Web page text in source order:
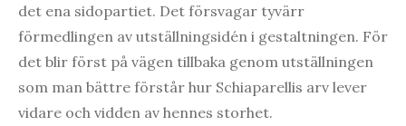
det ena sidopartiet. Det försvagar tyvärr
förmedlingen av utställningsidén i gestaltningen. För
det blir först på vägen tillbaka genom utställningen
som man bättre förstår hur Schiaparellis arv lever
vidare och vidden av hennes storhet.